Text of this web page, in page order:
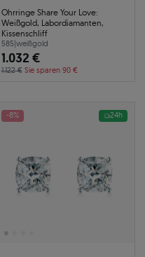
Ohrringe Share Your Love:
Weißgold, Labordiamanten,
Kissenschliff
585|weißgold
1.032 €
1.122 € Sie sparen 90 €
-8% 24h